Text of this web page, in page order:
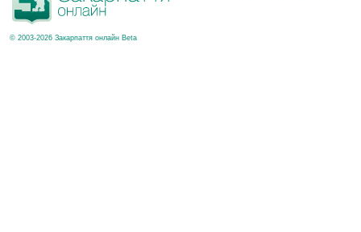
© 2003-2026 Закарпаття онлайн Beta